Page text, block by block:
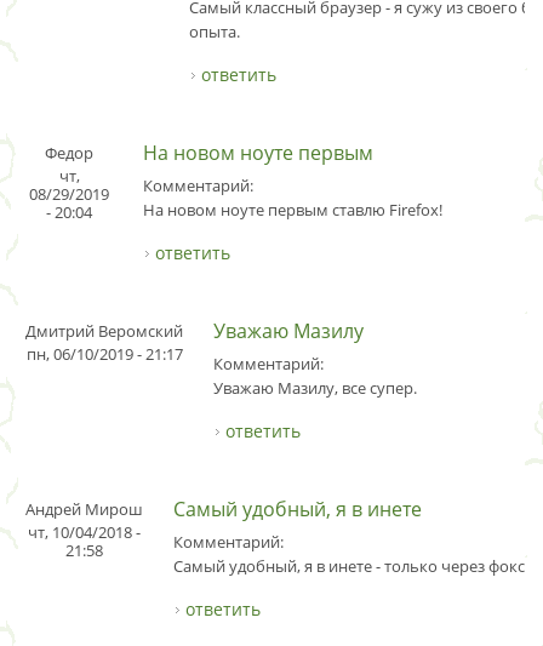
Самый классный браузер - я сужу из своего
опыта.
ответить
Федор
чт,
08/29/2019
- 20:04
На новом ноуте первым
Комментарий:
На новом ноуте первым ставлю Firefox!
ответить
Дмитрий Веромский
пн, 06/10/2019 - 21:17
Уважаю Мазилу
Комментарий:
Уважаю Мазилу, все супер.
ответить
Андрей Мирош
чт, 10/04/2018 -
21:58
Самый удобный, я в инете
Комментарий:
Самый удобный, я в инете - только через фокс.
ответить